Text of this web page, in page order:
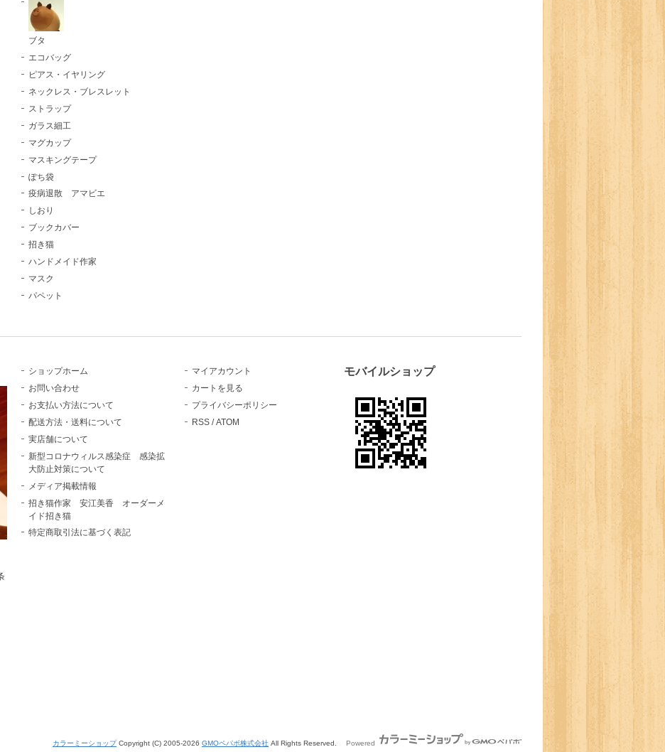
ブタ
エコバッグ
ピアス・イヤリング
ネックレス・ブレスレット
ストラップ
ガラス細工
マグカップ
マスキングテープ
ぽち袋
疫病退散 アマビエ
しおり
ブックカバー
招き猫
ハンドメイド作家
マスク
パペット
ショップホーム
お問い合わせ
お支払い方法について
配送方法・送料について
実店舗について
新型コロナウィルス感染症 感染拡
大防止対策について
メディア掲載情報
招き猫作家 安江美香 オーダーメ
イド招き猫
特定商取引法に基づく表記
マイアカウント
カートを見る
プライバシーポリシー
RSS /ATOM
モバイルショップ
カラーミーショップCopyright (C) 2005-2026GMOペパボ株式会社 All Rights Reserved. Powered